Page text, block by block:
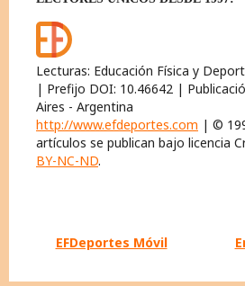
Lecturas: Educación Física y
| Prefijo DOI: 10.46642 |
Aires - Argentina
http://www.efdeportes.com | ©
artículos se publican bajo licencia
BY-NC-ND.
EFDeportes Móvil